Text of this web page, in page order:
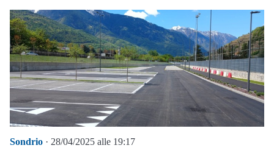
Sondrio · 28/04/2025 alle 19:17